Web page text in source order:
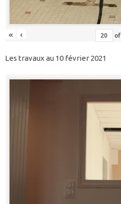
« ‹ of
Les travaux au 10 février 2021